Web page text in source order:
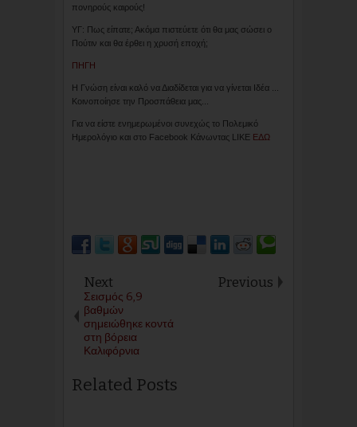
πονηρούς καιρούς!
ΥΓ: Πως είπατε; Ακόμα πιστεύετε ότι θα μας σώσει ο
Πούτιν και θα έρθει η χρυσή εποχή;
ΠΗΓΗ
Η Γνώση είναι καλό να Διαδίδεται για να γίνεται Ιδέα ...
Κοινοποίησε την Προσπάθεια μας...
Για να είστε ενημερωμένοι συνεχώς το Πολεμικό
Ημερολόγιο και στο Facebook Κάνωντας LIKE ΕΔΩ
Next
Σεισμός 6,9
βαθμών
σημειώθηκε κοντά
στη βόρεια
Καλιφόρνια
Previous
Related Posts